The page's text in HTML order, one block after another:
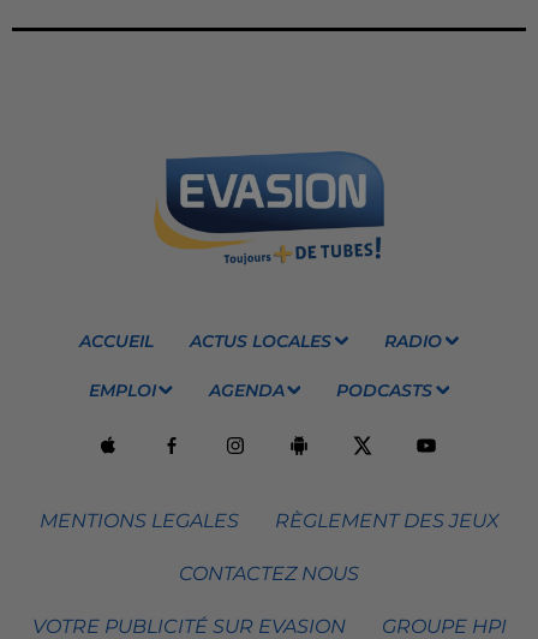
ACCUEIL ACTUS LOCALES RADIO
EMPLOI AGENDA PODCASTS
MENTIONS LEGALES RÈGLEMENT DES JEUX
CONTACTEZ NOUS
VOTRE PUBLICITÉ SUR EVASION GROUPE HPI